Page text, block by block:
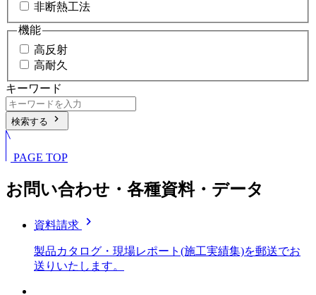
非断熱工法
機能
高反射
高耐久
キーワード
検索する chevron_right
PAGE TOP
お問い合わせ・各種資料・データ
資料請求 chevron_right
製品カタログ・現場レポート(施工実績集)を郵送でお
送りいたします。